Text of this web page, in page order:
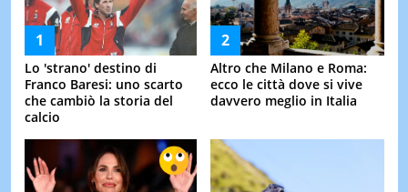
Lo 'strano' destino di
Franco Baresi: uno scarto
che cambiò la storia del
calcio
Altro che Milano e Roma:
ecco le città dove si vive
davvero meglio in Italia